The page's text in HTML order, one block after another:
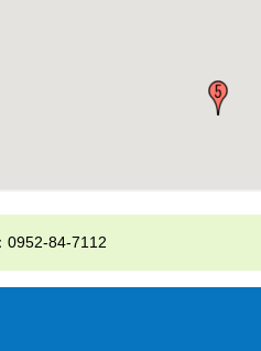
0952-84-7112